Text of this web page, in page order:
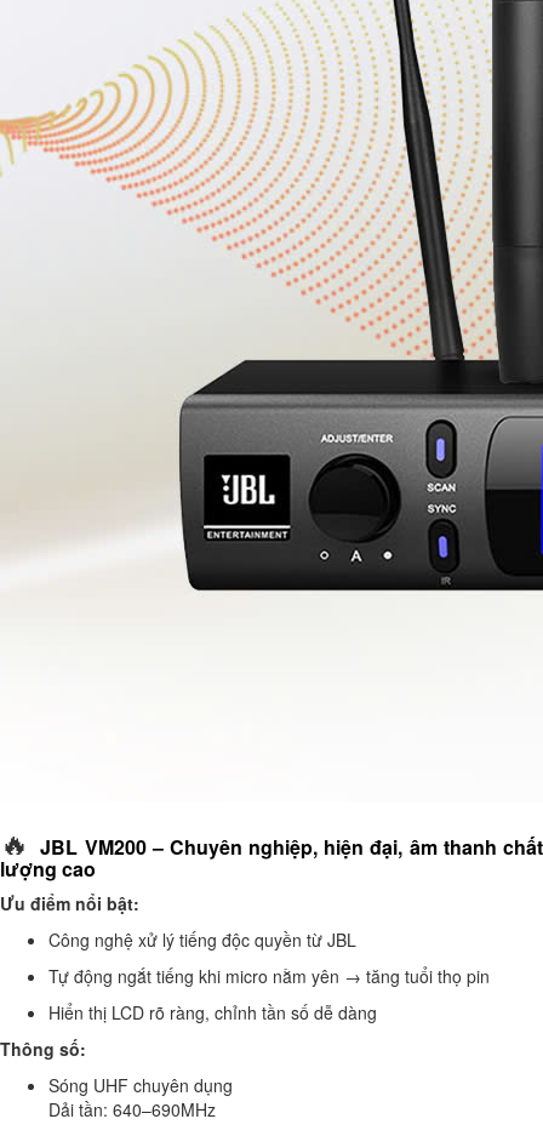
🔥JBL VM200 – Chuyên nghiệp, hiện đại, âm thanh chất
lượng cao
Ưu điểm nổi bật:
Công nghệ xử lý tiếng độc quyền từ JBL
Tự động ngắt tiếng khi micro nằm yên → tăng tuổi thọ pin
Hiển thị LCD rõ ràng, chỉnh tần số dễ dàng
Thông số:
Sóng UHF chuyên dụng
Dải tần: 640–690MHz